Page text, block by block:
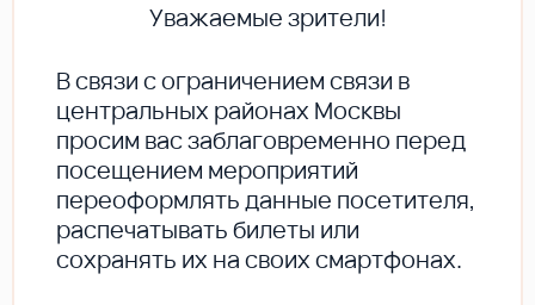
Уважаемые зрители!
В cвязи с ограничением связи в
центральных районах Москвы
просим вас заблаговременно перед
посещением мероприятий
переоформлять данные посетителя,
распечатывать билеты или
сохранять их на своих смартфонах.